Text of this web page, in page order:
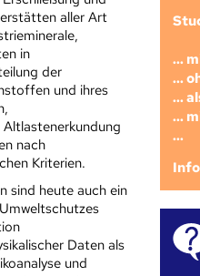
aller Art
in
der
und ihres
nach
Kriterien.
sind heute auch ein
Daten als
und
...
...
...
...
...